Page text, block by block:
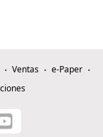
Ventas
e-Paper